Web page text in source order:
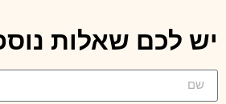
יש לכם שאלות